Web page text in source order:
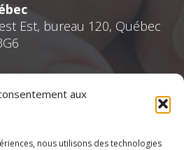
aux
nous utilisons des technologies
Est, bureau 120, Québec
Ouest, suite 301 Montréal